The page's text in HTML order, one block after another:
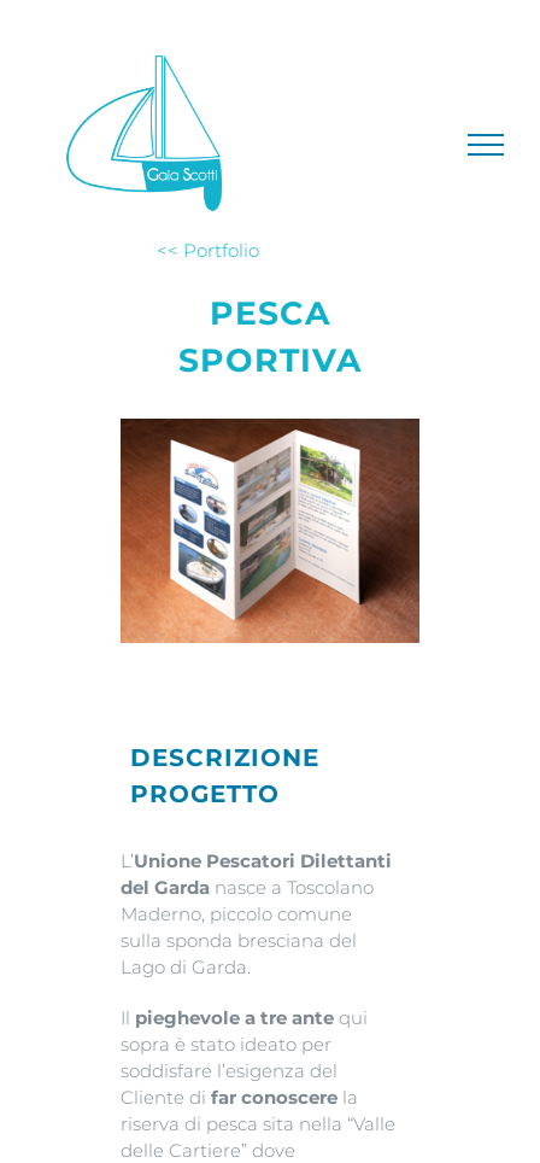
<< Portfolio
PESCA
SPORTIVA
DESCRIZIONE
PROGETTO
L’Unione Pescatori Dilettanti
del Garda nasce a Toscolano
Maderno, piccolo comune
sulla sponda bresciana del
Lago di Garda.
Il pieghevole a tre ante qui
sopra è stato ideato per
soddisfare l’esigenza del
Cliente di far conoscere la
riserva di pesca sita nella “Valle
delle Cartiere” dove